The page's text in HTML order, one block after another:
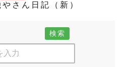
さん日記（新）
検索